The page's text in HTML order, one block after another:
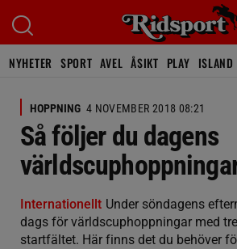
NYHETER SPORT AVEL ÅSIKT PLAY ISLAND
HOPPNING 4 NOVEMBER 2018 08:21
Så följer du dagens
Internationellt Under söndagens
dags för världscuphoppningar med
startfältet. Här finns det du behöver